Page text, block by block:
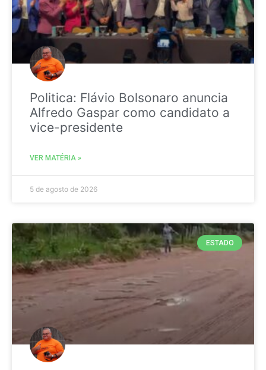
Politica: Flávio Bolsonaro anuncia
Alfredo Gaspar como candidato a
vice-presidente
VER MATÉRIA »
5 de agosto de 2026
ESTADO